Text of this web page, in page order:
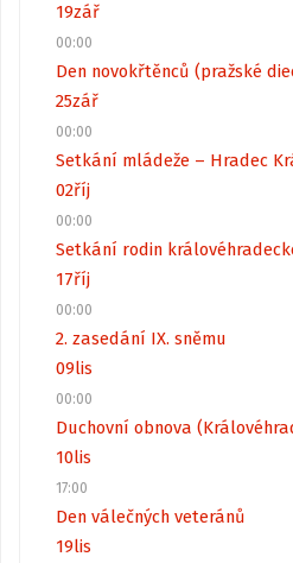
19zář
00:00
Den novokřtěnců (pražské
25zář
00:00
Setkání mládeže – Hradec
02říj
00:00
Setkání rodin
17říj
00:00
2. zasedání IX. sněmu
09lis
00:00
Duchovní obnova
10lis
17:00
Den válečných veteránů
19lis